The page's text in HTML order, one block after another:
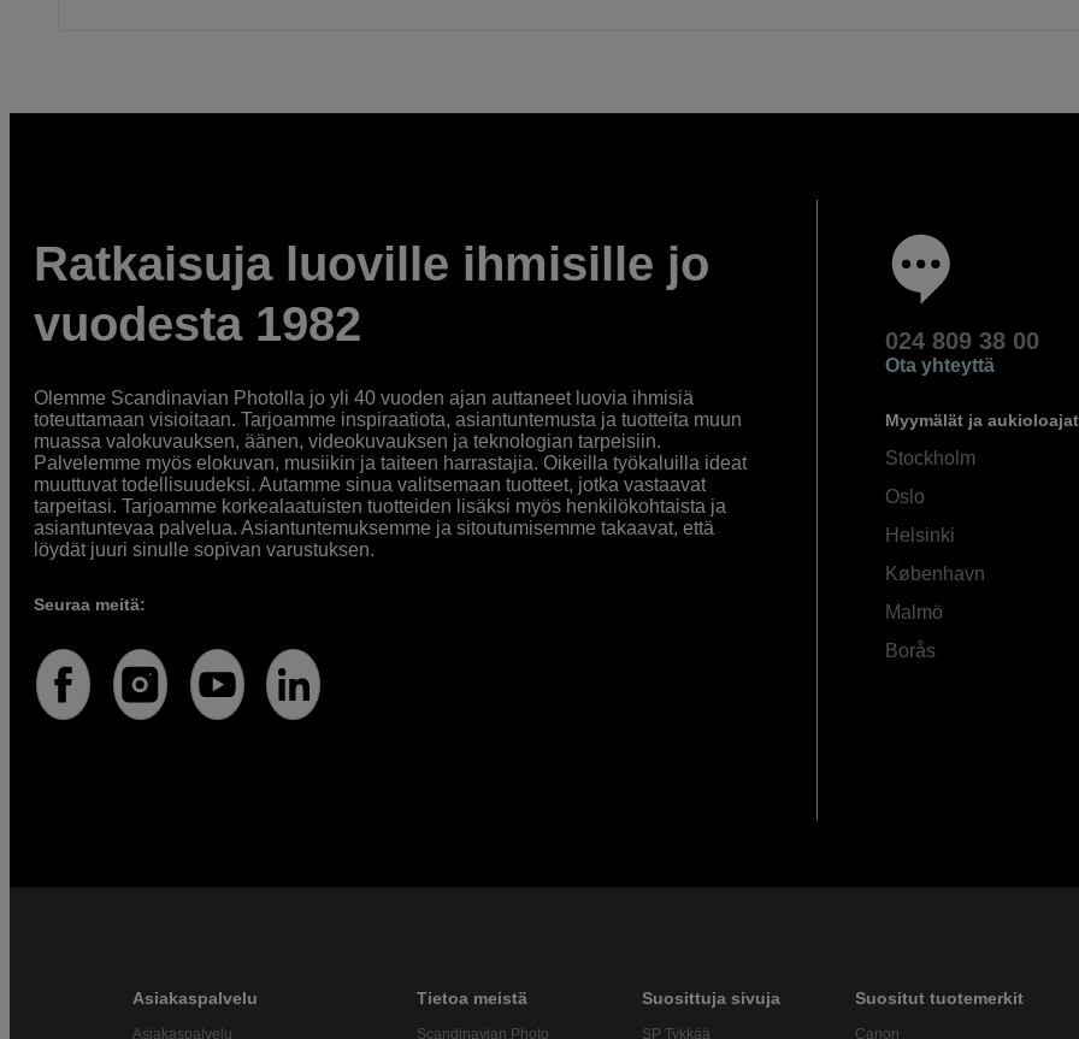
Ratkaisuja luoville ihmisille jo
vuodesta 1982
Olemme Scandinavian Photolla jo yli 40 vuoden ajan auttaneet luovia ihmisiä
toteuttamaan visioitaan. Tarjoamme inspiraatiota, asiantuntemusta ja tuotteita muun
muassa valokuvauksen, äänen, videokuvauksen ja teknologian tarpeisiin.
Palvelemme myös elokuvan, musiikin ja taiteen harrastajia. Oikeilla työkaluilla ideat
muuttuvat todellisuudeksi. Autamme sinua valitsemaan tuotteet, jotka vastaavat
tarpeitasi. Tarjoamme korkealaatuisten tuotteiden lisäksi myös henkilökohtaista ja
asiantuntevaa palvelua. Asiantuntemuksemme ja sitoutumisemme takaavat, että
löydät juuri sinulle sopivan varustuksen.
Seuraa meitä:
024 809 38 00
Ota yhteyttä
Myymälät ja aukioloajat
Stockholm
Oslo
Helsinki
København
Malmö
Borås
Asiakaspalvelu
Asiakaspalvelu
Tietoa meistä
Scandinavian Photo
Suosittuja sivuja
SP Tykkää
Suositut tuotemerkit
Canon